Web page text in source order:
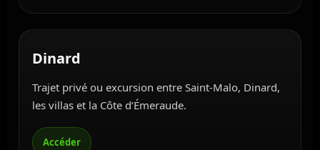
Dinard
Trajet privé ou excursion entre Saint-Malo, Dinard,
les villas et la Côte d’Émeraude.